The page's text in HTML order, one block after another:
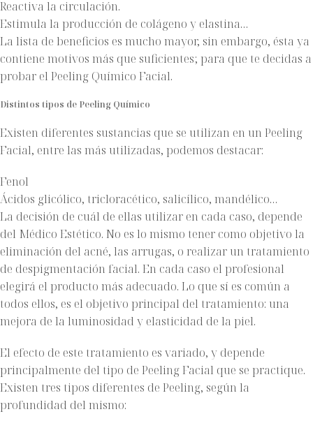
Reactiva la circulación.
Estimula la producción de colágeno y elastina…
La lista de beneficios es mucho mayor, sin embargo, ésta ya
contiene motivos más que suficientes; para que te decidas a
probar el Peeling Químico Facial.
Distintos tipos de Peeling Químico
Existen diferentes sustancias que se utilizan en un Peeling
Facial, entre las más utilizadas, podemos destacar:
Fenol
Ácidos glicólico, tricloracético, salicílico, mandélico…
La decisión de cuál de ellas utilizar en cada caso, depende
del Médico Estético. No es lo mismo tener como objetivo la
eliminación del acné, las arrugas, o realizar un tratamiento
de despigmentación facial. En cada caso el profesional
elegirá el producto más adecuado. Lo que sí es común a
todos ellos, es el objetivo principal del tratamiento: una
mejora de la luminosidad y elasticidad de la piel.
El efecto de este tratamiento es variado, y depende
principalmente del tipo de Peeling Facial que se practique.
Existen tres tipos diferentes de Peeling, según la
profundidad del mismo: